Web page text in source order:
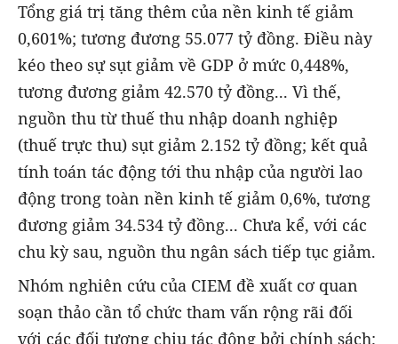
Tổng giá trị tăng thêm của nền kinh tế giảm
0,601%; tương đương 55.077 tỷ đồng. Điều này
kéo theo sự sụt giảm về GDP ở mức 0,448%,
tương đương giảm 42.570 tỷ đồng... Vì thế,
nguồn thu từ thuế thu nhập doanh nghiệp
(thuế trực thu) sụt giảm 2.152 tỷ đồng; kết quả
tính toán tác động tới thu nhập của người lao
động trong toàn nền kinh tế giảm 0,6%, tương
đương giảm 34.534 tỷ đồng... Chưa kể, với các
chu kỳ sau, nguồn thu ngân sách tiếp tục giảm.
Nhóm nghiên cứu của CIEM đề xuất cơ quan
soạn thảo cần tổ chức tham vấn rộng rãi đối
với các đối tượng chịu tác động bởi chính sách;